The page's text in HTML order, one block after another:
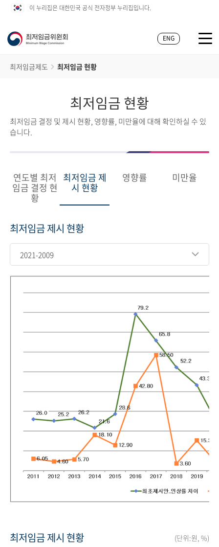
이 누리집은 대한민국 공식 전자정부 누리집입니다.
ENG
최저임금제도 최저임금 현황
최저임금 현황
최저임금 결정 및 제시 현황, 영향률, 미만율에 대해 확인하실 수 있
습니다.
연도별 최저
임금 결정 현
황
최저임금 제
시 현황
영향률 미만율
최저임금 제시 현황
2021-2009
최저임금 제시 현황 (단위:원, %)